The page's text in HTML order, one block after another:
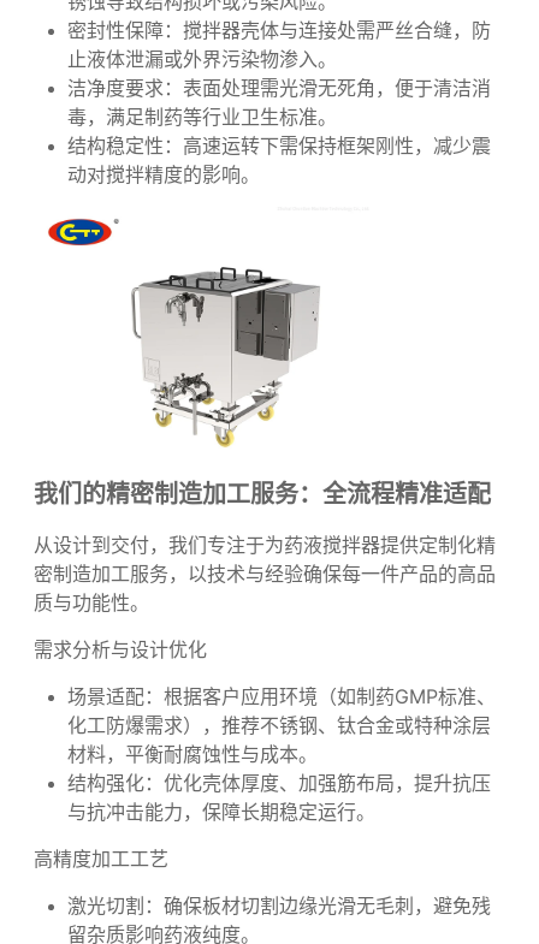
质，对精密制造加工提出独特要求：
耐腐蚀性：材料需抵御酸碱、药液的侵蚀，避免因
锈蚀导致结构损坏或污染风险。
密封性保障：搅拌器壳体与连接处需严丝合缝，防
止液体泄漏或外界污染物渗入。
洁净度要求：表面处理需光滑无死角，便于清洁消
结构稳定性：高速运转下需保持框架刚性，减少震
动对搅拌精度的影响。
我们的精密制造加工服务：全流程精准适配
从设计到交付，我们专注于为药液搅拌器提供定制化精
密制造加工服务，以技术与经验确保每一件产品的高品
质与功能性。
需求分析与设计优化
场景适配：根据客户应用环境（如制药GMP标准、
化工防爆需求），推荐不锈钢、钛合金或特种涂层
材料，平衡耐腐蚀性与成本。
结构强化：优化壳体厚度、加强筋布局，提升抗压
与抗冲击能力，保障长期稳定运行。